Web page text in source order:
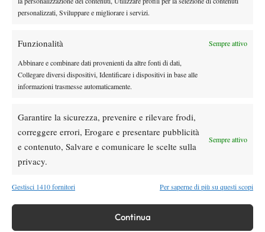
personalizzati, Sviluppare e migliorare i servizi.
Funzionalità Sempre attivo
Abbinare e combinare dati provenienti da altre fonti di dati,
Collegare diversi dispositivi, Identificare i dispositivi in base alle
informazioni trasmesse automaticamente.
Garantire la sicurezza, prevenire e rilevare frodi,
correggere errori, Erogare e presentare pubblicità
e contenuto, Salvare e comunicare le scelte sulla
privacy.
Sempre attivo
Gestisci 1410 fornitori Per saperne di più su questi scopi
Continua
News Wta
SOCIAL
Instagram